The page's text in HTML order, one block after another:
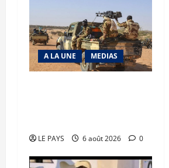
A LA UNE MEDIAS
LE PAYS 6 août 2026 0